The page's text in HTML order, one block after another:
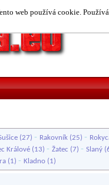
web používá cookie.
(27) - Rakovník (25) -
Králové (13) - Žatec (7) - Slaný
(1) - Kladno (1)